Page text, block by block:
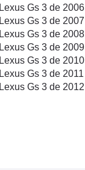
Lexus Gs 3 de 2006
Lexus Gs 3 de 2007
Lexus Gs 3 de 2008
Lexus Gs 3 de 2009
Lexus Gs 3 de 2010
Lexus Gs 3 de 2011
Lexus Gs 3 de 2012